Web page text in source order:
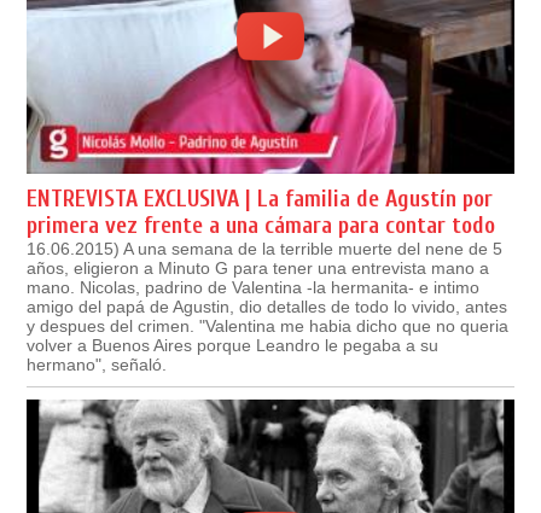
ENTREVISTA EXCLUSIVA | La familia de Agustín por
primera vez frente a una cámara para contar todo
16.06.2015) A una semana de la terrible muerte del nene de 5
años, eligieron a Minuto G para tener una entrevista mano a
mano. Nicolas, padrino de Valentina -la hermanita- e intimo
amigo del papá de Agustin, dio detalles de todo lo vivido, antes
y despues del crimen. "Valentina me habia dicho que no queria
volver a Buenos Aires porque Leandro le pegaba a su
hermano", señaló.